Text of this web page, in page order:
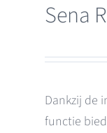
Sena
Dankzij de
functie